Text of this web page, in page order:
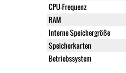
CPU-Frequenz
RAM
Interne Speichergröße
Speicherkarten
Betriebssystem